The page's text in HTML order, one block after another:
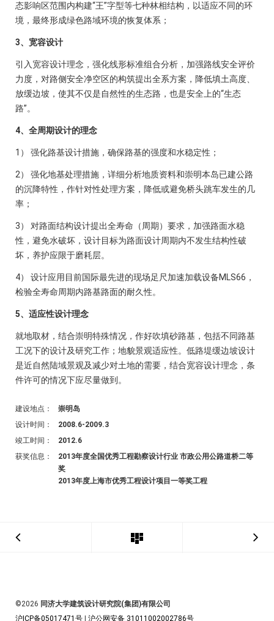
态影响区范围内构建“王”字型等七种林相结构，以适应不同的环
境，最终形成绿色路域环境的恢复体系；
3、宽容设计
引入宽容设计理念，强化线形标准组合分析，加强路线安全评价
力度，对路侧安全净空区的构筑提出全系方案，降低填土高度、
放缓边坡，使其不仅是自然性的生态路，也是安全上的“生态
路”。
4、全周期设计的理念
1） 强化路基设计措施，确保路基的强度和水稳定性；
2） 强化地基处理措施，详细分析地质资料和崇明本岛已建公路
的沉降特性，作针对性处理方案，降低或避免桥头跳车发生的几
率；
3） 对路面结构设计提出全寿命（周期）要求，加强路面水稳
性，避免水破坏，设计目标为路面设计周期内不发生结构性破
坏，养护应限于磨耗层。
4） 设计应用目前国际最先进的现场足尺加速加载设备MLS66，
检验全寿命周期内路基路面的耐久性。
5、适应性设计理念
就地取材，结合崇明特殊情况，作好吹填砂路基，包括不同路基
工况下的设计及研究工作；地貌景观适应性。低路堤缓边坡设计
是近自然陆域景观及减少对土地的需要，结合宽容设计理念，条
件许可的情况下应尽量做到。
建设地点：
崇明岛
设计时间：
2008.6-2009.3
竣工时间：
2012.6
获奖信息：
2013年度全国优秀工程勘察设计行业 市政公用公路道桥二等
奖
2013年度上海市优秀工程设计项目一等奖工程
©2026 同济大学建筑设计研究院(集团)有限公司
沪ICP备05017471号
沪公网安备 31011002002786号